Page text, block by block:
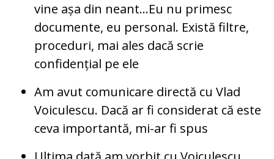
vine așa din neant…Eu nu primesc
documente, eu personal. Există filtre,
proceduri, mai ales dacă scrie
confidențial pe ele
Am avut comunicare directă cu Vlad
Voiculescu. Dacă ar fi considerat că este
ceva importantă, mi-ar fi spus